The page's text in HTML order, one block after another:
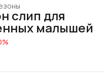
слип для
малышей
%